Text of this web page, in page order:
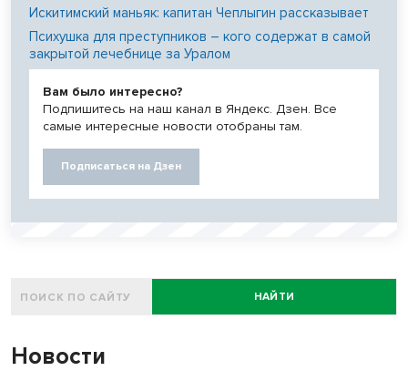
Искитимский маньяк: капитан Чеплыгин рассказывает
Психушка для преступников – кого содержат в самой
закрытой лечебнице за Уралом
Вам было интересно?
Подпишитесь на наш канал в Яндекс. Дзен. Все
самые интересные новости отобраны там.
Подписаться на Дзен
НАЙТИ
Новости